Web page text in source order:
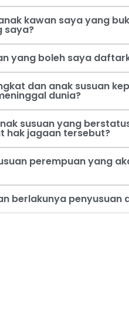
kawan saya yang
saya?
yang boleh saya
dan anak susuan
dunia?
susuan yang
hak jagaan tersebut?
perempuan yang
berlakunya penyusuan